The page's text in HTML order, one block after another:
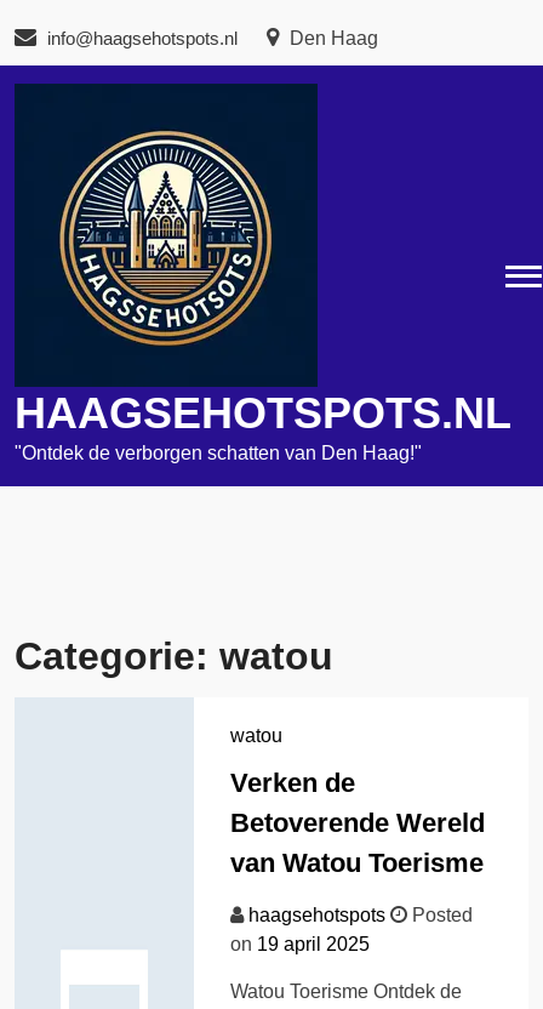
de
inhoud
info@haagsehotspots.nl Den Haag
HAAGSEHOTSPOTS.NL
"Ontdek de verborgen schatten van Den Haag!"
Categorie: watou
watou
Verken de
Betoverende Wereld
van Watou Toerisme
haagsehotspots
Posted
on 19 april 2025
Watou Toerisme Ontdek de